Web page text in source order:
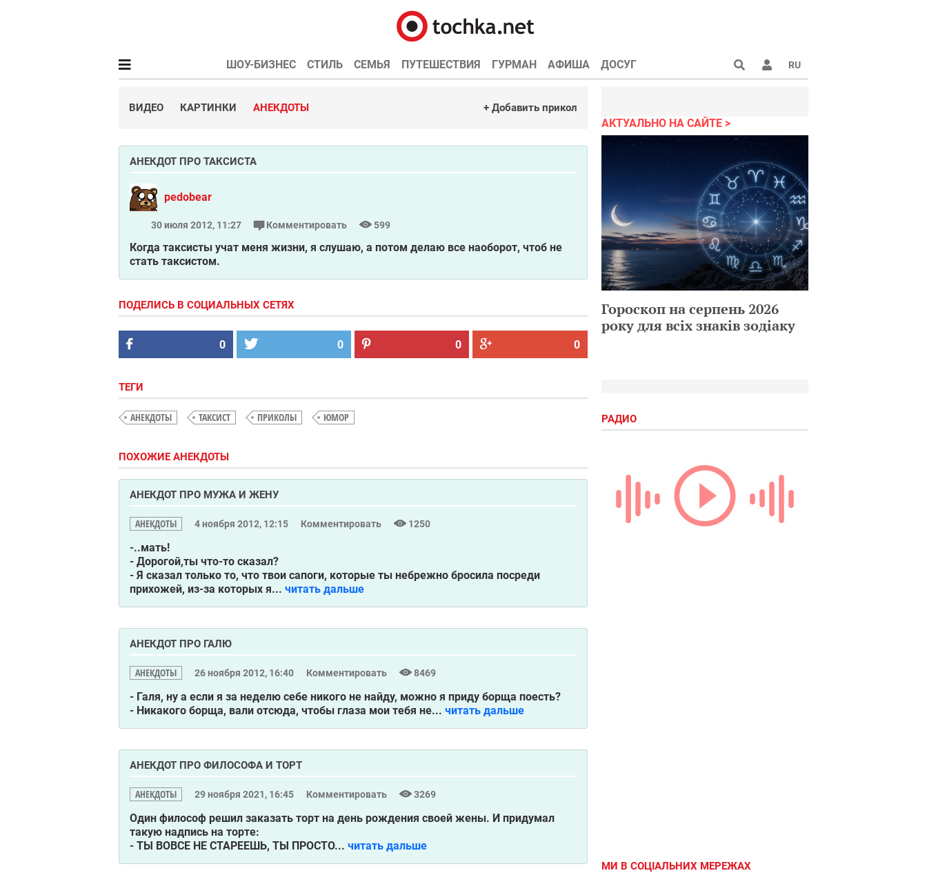
ШОУ-БИЗНЕС СТИЛЬ СЕМЬЯ ПУТЕШЕСТВИЯ ГУРМАН АФИША ДОСУГ RU
ВИДЕО КАРТИНКИ АНЕКДОТЫ + Добавить прикол
АНЕКДОТ ПРО ТАКСИСТА
pedobear
30 июля 2012, 11:27 Комментировать 599
Когда таксисты учат меня жизни, я слушаю, а потом делаю все наоборот, чтоб не
стать таксистом.
ПОДЕЛИСЬ В СОЦИАЛЬНЫХ СЕТЯХ
0 0 0 0
ТЕГИ
АНЕКДОТЫ ТАКСИСТ ПРИКОЛЫ ЮМОР
ПОХОЖИЕ АНЕКДОТЫ
АНЕКДОТ ПРО МУЖА И ЖЕНУ
АНЕКДОТЫ 4 ноября 2012, 12:15 Комментировать 1250
-..мать!
- Дорогой,ты что-то сказал?
- Я сказал только то, что твои сапоги, которые ты небрежно бросила посреди
прихожей, из-за которых я... читать дальше
АНЕКДОТ ПРО ГАЛЮ
АНЕКДОТЫ 26 ноября 2012, 16:40 Комментировать 8469
- Галя, ну а если я за неделю себе никого не найду, можно я приду борща поесть?
- Никакого борща, вали отсюда, чтобы глаза мои тебя не... читать дальше
АНЕКДОТ ПРО ФИЛОСОФА И ТОРТ
АНЕКДОТЫ 29 ноября 2021, 16:45 Комментировать 3269
Один философ решил заказать торт на день рождения своей жены. И придумал
такую надпись на торте:
- ТЫ ВОВСЕ HЕ СТАРЕЕШЬ, ТЫ ПРОСТО... читать дальше
АКТУАЛЬНО НА САЙТЕ
Гороскоп на серпень 2026
року для всіх знаків зодіаку
РАДИО
МИ В СОЦІАЛЬНИХ МЕРЕЖАХ